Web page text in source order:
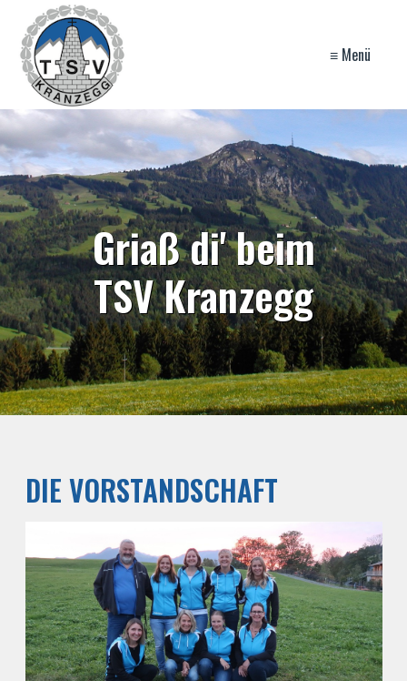
≡ Menü
Griaß di' beim
TSV Kranzegg
DIE VORSTANDSCHAFT